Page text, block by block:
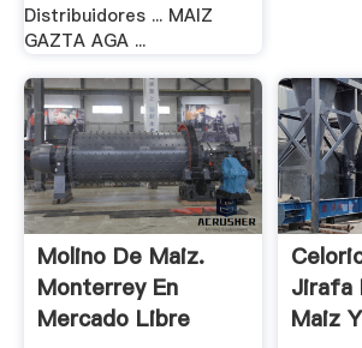
Distribuidores ... MAIZ
GAZTA AGA ...
Molino De Maiz.
Monterrey En
Mercado Libre
Jirafa
Maiz